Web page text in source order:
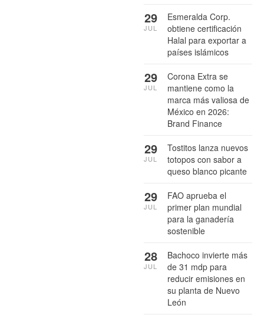
Esmeralda Corp.
obtiene certificación
Halal para exportar a
países islámicos
29
JUL
Corona Extra se
mantiene como la
marca más valiosa de
México en 2026:
Brand Finance
29
JUL
Tostitos lanza nuevos
totopos con sabor a
queso blanco picante
29
JUL
FAO aprueba el
primer plan mundial
para la ganadería
sostenible
29
JUL
Bachoco invierte más
de 31 mdp para
reducir emisiones en
su planta de Nuevo
León
28
JUL